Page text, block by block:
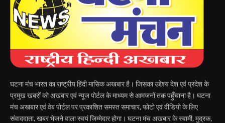
घटना मंच भारत का राष्ट्रीय हिंदी मासिक अखबार है। जिसका उद्देश्य देश एवं प्रदेश के
प्रमुख खबरों को अखबार एवं न्यूज पोर्टल के माध्यम से आमजनों तक पहुँचाना है। घटना
मंच अखबार एवं वेब पोर्टल पर प्रकाशित समस्त समाचार, फोटो एवं वीडियो के लिए
संवाददाता, खबर भेजने वाला स्वयं जिम्मेदार होगा। घटना मंच अखबार के स्वामी, मुद्रक,